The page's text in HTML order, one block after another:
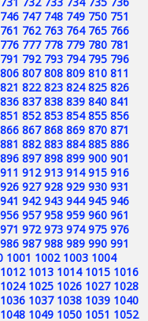
746 747 748 749 750 751
761 762 763 764 765 766
776 777 778 779 780 781
791 792 793 794 795 796
806 807 808 809 810 811
821 822 823 824 825 826
836 837 838 839 840 841
851 852 853 854 855 856
866 867 868 869 870 871
881 882 883 884 885 886
896 897 898 899 900 901
911 912 913 914 915 916
926 927 928 929 930 931
941 942 943 944 945 946
956 957 958 959 960 961
971 972 973 974 975 976
986 987 988 989 990 991
1001 1002 1003 1004
1012 1013 1014 1015 1016
1024 1025 1026 1027 1028
1036 1037 1038 1039 1040
1048 1049 1050 1051 1052